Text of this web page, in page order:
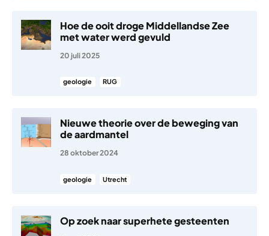
Hoe de ooit droge Middellandse Zee
met water werd gevuld
20 juli 2025
geologie RUG
Nieuwe theorie over de beweging van
de aardmantel
28 oktober 2024
geologie Utrecht
Op zoek naar superhete gesteenten